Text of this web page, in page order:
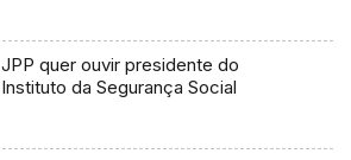
JPP quer ouvir presidente do
Instituto da Segurança Social